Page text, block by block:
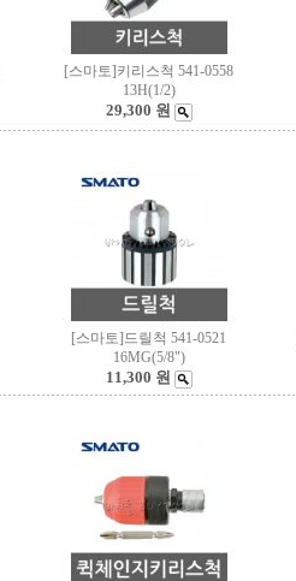
[스마토]키리스척 541-0558
13H(1/2)
29,300 원
[스마토]드릴척 541-0521
16MG(5/8")
11,300 원